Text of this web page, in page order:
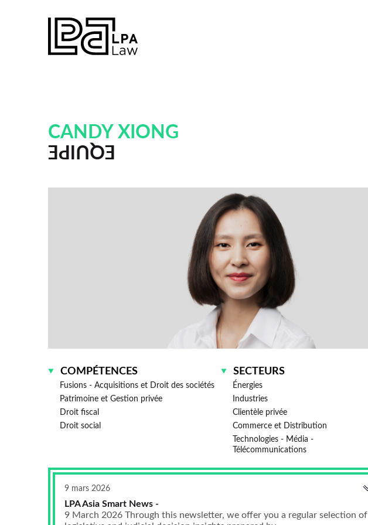
CANDY XIONG
EQUIPE
COMPÉTENCES
Fusions - Acquisitions et Droit des sociétés
Patrimoine et Gestion privée
Droit fiscal
Droit social
SECTEURS
Énergies
Industries
Clientèle privée
Commerce et Distribution
Télécommunications
9 mars 2026
LPA Asia Smart News -
9 March 2026 Through this newsletter, we offer you a regular selection of